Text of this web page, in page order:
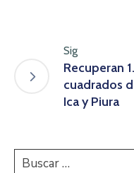
Sig
Recuperan
cuadrados
Ica y Piura